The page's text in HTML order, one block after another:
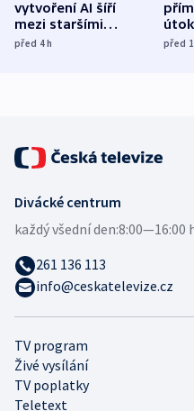
vytvoření AI šíří
mezi staršími
Poláky nebezpečné
před 4h
míní
před
TV program
Živé vysílání
TV poplatky
Teletext
Divácké centrum
každý všední den:8:00—16:00
261 136 113
info@ceskatelevize.cz